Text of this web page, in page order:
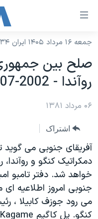
لینکهای
دسترسی
جهش
محتوای
اصلی
جهش
صفحه
اصلی
جهش
جستجو
نسخه سبک وب‌سایت
موضوع ها
ایران
آمریکا
جهان
ورزشی
گزیده‌ها
ویژه برنامه‌ها
ویدیوها
برنامه های تلویزیونی
جدول برنامه ها
صفحه‌های ویژه
جام جهانی ۲۰۲۶
عملیات خشم حماسی
بایگانی برنامه‌های تلویزیونی
فرکانس‌های صدای
پخش رادیویی
یادگیری زبان انگلیسی
جمعه ۱۶ مرداد ۱۴۰۵ ایران ۲۲:۳۴
صلح بين
روآندا - 2002-07-28
۰۶ مرداد ۱۳۸۱
اشتراک
آفريقای جنوبی می
دمکراتيک کنگو و
خواهد شد. دفتر تامبو
جنوبی امروز اطلاعيه ای
می رود جوزف کابيلا ،